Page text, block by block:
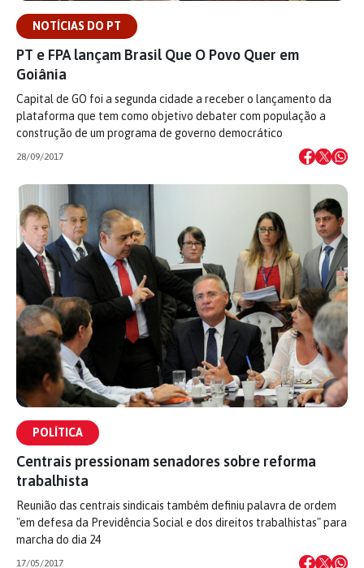
NOTÍCIAS DO PT
PT e FPA lançam Brasil Que O Povo Quer em
Goiânia
Capital de GO foi a segunda cidade a receber o lançamento da
plataforma que tem como objetivo debater com população a
construção de um programa de governo democrático
28/09/2017
POLÍTICA
Centrais pressionam senadores sobre reforma
trabalhista
Reunião das centrais sindicais também definiu palavra de ordem
"em defesa da Previdência Social e dos direitos trabalhistas" para
marcha do dia 24
17/05/2017